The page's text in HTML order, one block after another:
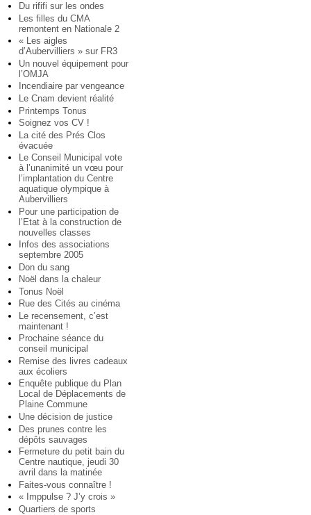
Du rififi sur les ondes
Les filles du CMA
remontent en Nationale 2
« Les aigles
d’Aubervilliers » sur FR3
Un nouvel équipement pour
l’OMJA
Incendiaire par vengeance
Le Cnam devient réalité
Printemps Tonus
Soignez vos CV !
La cité des Prés Clos
évacuée
Le Conseil Municipal vote
à l’unanimité un vœu pour
l’implantation du Centre
aquatique olympique à
Aubervilliers
Pour une participation de
l’Etat à la construction de
nouvelles classes
Infos des associations
septembre 2005
Don du sang
Noël dans la chaleur
Tonus Noël
Rue des Cités au cinéma
Le recensement, c’est
maintenant !
Prochaine séance du
conseil municipal
Remise des livres cadeaux
aux écoliers
Enquête publique du Plan
Local de Déplacements de
Plaine Commune
Une décision de justice
Des prunes contre les
dépôts sauvages
Fermeture du petit bain du
Centre nautique, jeudi 30
avril dans la matinée
Faites-vous connaître !
« Imppulse ? J’y crois »
Quartiers de sports